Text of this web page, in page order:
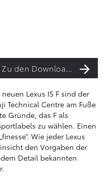
Zu den Downloads
Lexus IS F sind der
Technical Centre am Fuße
Gründe, das F als
zu wählen. Einen
Wie jeder Lexus
den Vorgaben der
Detail bekannten